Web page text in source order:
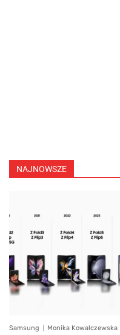
NAJNOWSZE
Samsung Monika Kowalczewska